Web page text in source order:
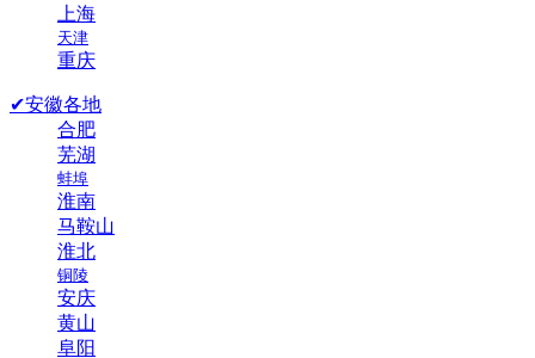
上海
天津
重庆
✔安徽各地
合肥
芜湖
蚌埠
淮南
马鞍山
淮北
铜陵
安庆
黄山
阜阳